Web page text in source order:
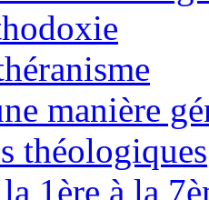
manière
théologiques
1ère à la